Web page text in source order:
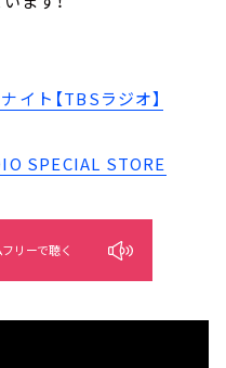
イト【TBSラジオ】
SPECIAL STORE
リーで聴く